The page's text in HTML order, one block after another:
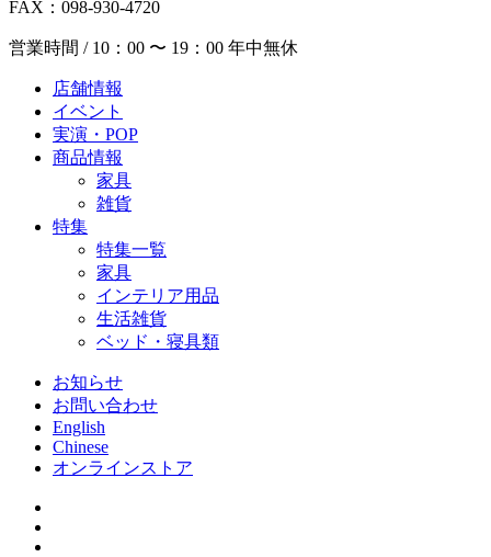
FAX：098-930-4720
営業時間 / 10：00 〜 19：00 年中無休
店舗情報
イベント
実演・POP
商品情報
家具
雑貨
特集
特集一覧
家具
インテリア用品
生活雑貨
ベッド・寝具類
お知らせ
お問い合わせ
English
Chinese
オンラインストア